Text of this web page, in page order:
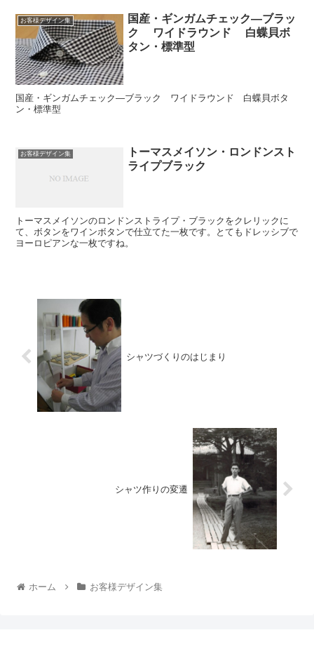
お客様デザイン集
国産・ギンガムチェック―ブラッ
ク ワイドラウンド 白蝶貝ボ
タン・標準型
国産・ギンガムチェック―ブラック ワイドラウンド 白蝶貝ボタ
ン・標準型
お客様デザイン集
トーマスメイソン・ロンドンスト
ライプブラック
トーマスメイソンのロンドンストライプ・ブラックをクレリックに
て、ボタンをワインボタンで仕立てた一枚です。とてもドレッシブで
ヨーロピアンな一枚ですね。
シャツづくりのはじまり
シャツ作りの変遷
ホーム お客様デザイン集